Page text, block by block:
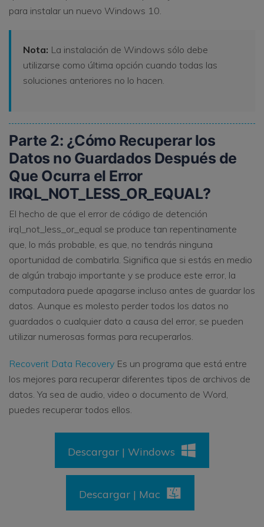
para instalar un nuevo Windows 10.
Nota: La instalación de Windows sólo debe
utilizarse como última opción cuando todas las
soluciones anteriores no lo hacen.
Parte 2: ¿Cómo Recuperar los
Datos no Guardados Después de
Que Ocurra el Error
IRQL_NOT_LESS_OR_EQUAL?
El hecho de que el error de código de detención
irql_not_less_or_equal se produce tan repentinamente
que, lo más probable, es que, no tendrás ninguna
oportunidad de combatirla. Significa que si estás en medio
de algún trabajo importante y se produce este error, la
computadora puede apagarse incluso antes de guardar los
datos. Aunque es molesto perder todos los datos no
guardados o cualquier dato a causa del error, se pueden
utilizar numerosas formas para recuperarlos.
Recoverit Data Recovery Es un programa que está entre
los mejores para recuperar diferentes tipos de archivos de
datos. Ya sea de audio, video o documento de Word,
puedes recuperar todos ellos.
Descargar | Windows
Descargar | Mac